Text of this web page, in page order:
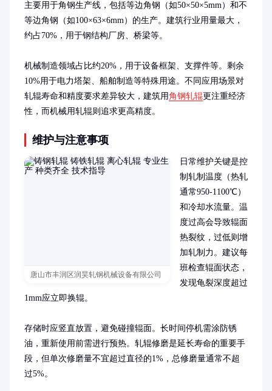
主要用于角钢生产线，包括等边角钢（如50×50×5mm）和不
等边角钢（如100×63×6mm）的生产。建筑行业用量最大，
约占70%，用于钢结构厂房、桥梁等。
机械制造领域占比约20%，用于设备框架、支撑件等。剩余
10%用于电力塔架、船舶制造等特殊用途。不同应用场景对
轧辊寿命和精度要求差异较大，建筑用角钢轧辊更注重经济
性，而机械用轧辊则追求更高精度。
维护与注意事项
唐山市丰润区润昊轧钢机械设备有限公司
日常维护关键是控
制轧制温度（热轧
通常950-1100℃）
和冷却水流量。温
度过高会导致辊面
热裂纹，过低则增
加轧制力。建议每
班检查辊面状态，
发现龟裂深度超过
1mm应立即换辊。
存储时应竖直放置，避免碰撞辊面。长时间停机需涂防锈
油，重新使用前需进行预热。轧辊修磨是延长寿命的重要手
段，但单次修磨量不宜超过直径的1%，总修磨量通常不超
过5%。